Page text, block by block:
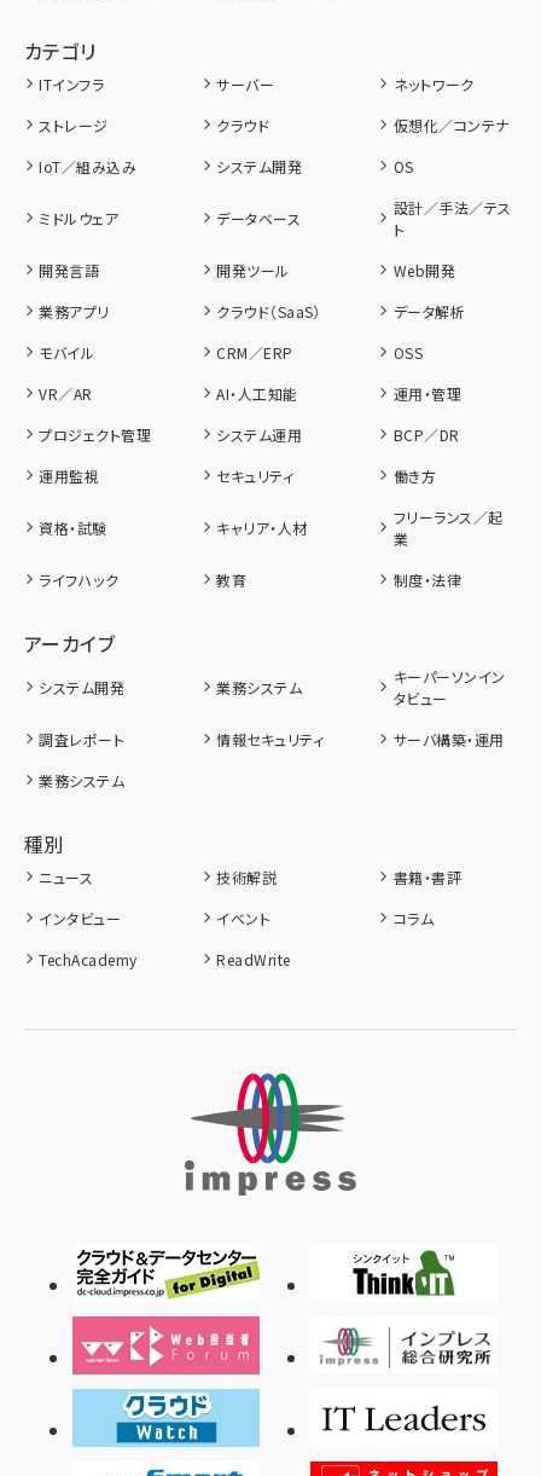
カテゴリ
ITインフラ サーバー
ネットワーク
ストレージ
クラウド
仮想化／コンテナ
IoT／組み込み
システム開発 OS
ミドルウェア データベース
設計／手法／テス
ト
開発言語
開発ツール
Web開発
業務アプリ
クラウド（SaaS）
データ解析
モバイル
CRM／ERP
OSS
VR／AR
AI・人工知能
運用・管理
プロジェクト管理
システム運用
BCP／DR
運用監視
セキュリティ 働き方
資格・試験 キャリア・人材
フリーランス／起
業
ライフハック
教育 制度・法律
アーカイブ
システム開発 業務システム
キーパーソンイン
タビュー
調査レポート
情報セキュリティ
サーバ構築・運用
業務システム
種別
ニュース 技術解説
書籍・書評
インタビュー
イベント
コラム
TechAcademy
ReadWrite